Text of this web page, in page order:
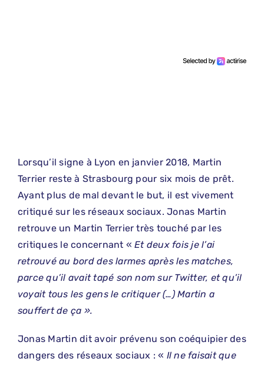
Lorsqu’il signe à Lyon en janvier 2018, Martin
Terrier reste à Strasbourg pour six mois de prêt.
Ayant plus de mal devant le but, il est vivement
critiqué sur les réseaux sociaux. Jonas Martin
retrouve un Martin Terrier très touché par les
critiques le concernant «Et deux fois je l’ai
retrouvé au bord des larmes après les matches,
parce qu’il avait tapé son nom sur Twitter, et qu’il
voyait tous les gens le critiquer (…) Martin a
souffert de ça ».
Jonas Martin dit avoir prévenu son coéquipier des
dangers des réseaux sociaux : « Il ne faisait que